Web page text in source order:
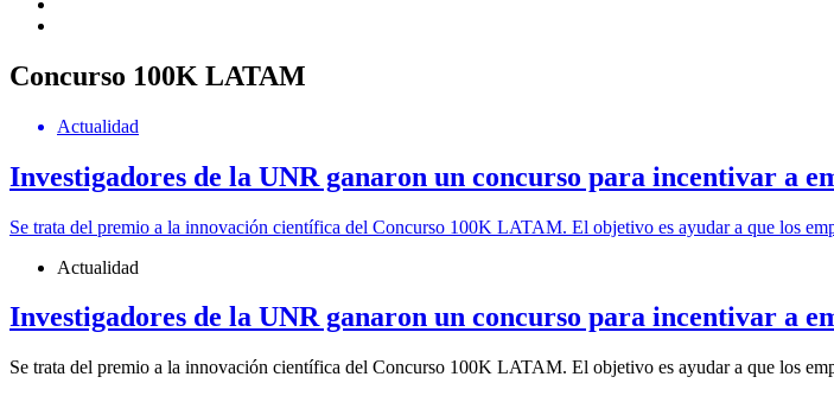
Concurso 100K LATAM
Actualidad
Investigadores de la UNR ganaron un concurso para incentivar a
Se trata del premio a la innovación científica del Concurso 100K LATAM. El objetivo es ayudar a que los
Actualidad
Investigadores de la UNR ganaron un concurso para incentivar a
Se trata del premio a la innovación científica del Concurso 100K LATAM. El objetivo es ayudar a que los